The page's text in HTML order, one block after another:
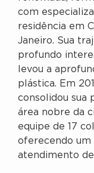
com
residência em
Janeiro. Sua
profundo
levou a
plástica. Em
consolidou sua
área nobre da
equipe de 17
oferecendo um
atendimento